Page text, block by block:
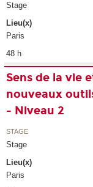
Stage
Lieu(x)
Paris
48 h
Sens de la vie
nouveaux
- Niveau 2
STAGE
Stage
Lieu(x)
Paris